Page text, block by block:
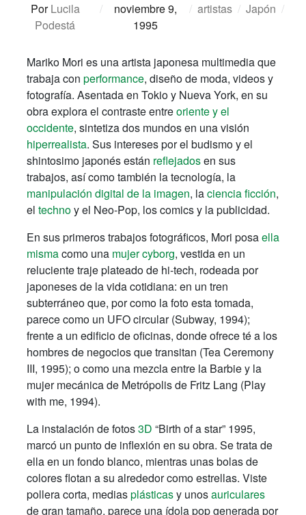
PorLucila
Podestá
/
noviembre 9,
1995
/ artistas / Japón /
Mariko Mori es una artista japonesa multimedia que
trabaja con performance, diseño de moda, videos y
fotografía. Asentada en Tokio y Nueva York, en su
obra explora el contraste entreoriente y el
occidente, sintetiza dos mundos en una visión
hiperrealista. Sus intereses por el budismo y el
shintosimo japonés están reflejadosen sus
trabajos, así como también la tecnología, la
manipulación digital de la imagen, laciencia ficción,
el technoy el Neo-Pop, los comics y la publicidad.
En sus primeros trabajos fotográficos, Mori posaella
mismacomo una mujer cyborg, vestida en un
reluciente traje plateado de hi-tech, rodeada por
japoneses de la vida cotidiana: en un tren
subterráneo que, por como la foto esta tomada,
parece como un UFO circular (Subway, 1994);
frente a un edificio de oficinas, donde ofrece té a los
hombres de negocios que transitan (Tea Ceremony
III, 1995); o como una mezcla entre la Barbie y la
mujer mecánica de Metrópolis de Fritz Lang (Play
with me, 1994).
La instalación de fotos3D “Birth of a star” 1995,
marcó un punto de inflexión en su obra. Se trata de
ella en un fondo blanco, mientras unas bolas de
colores flotan a su alrededor como estrellas. Viste
pollera corta, mediasplásticasy unosauriculares
de gran tamaño, parece una ídola pop generada por